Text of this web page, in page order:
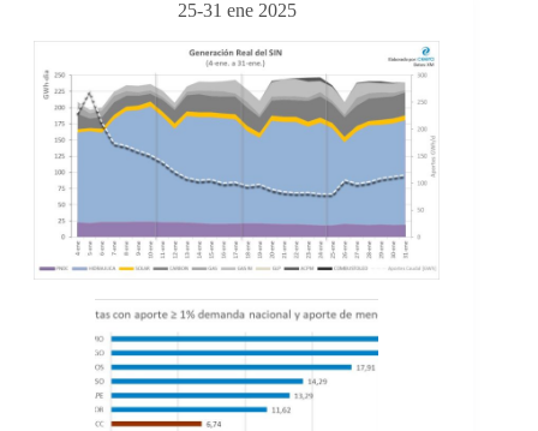
25-31 ene 2025